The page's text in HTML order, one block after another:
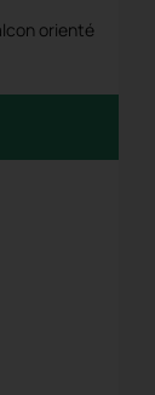
orienté